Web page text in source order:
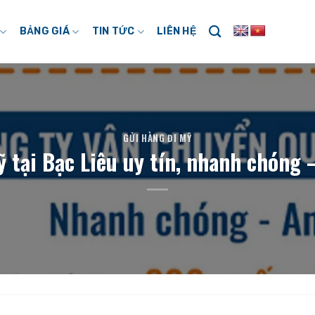
BẢNG GIÁ TIN TỨC LIÊN HỆ
GỬI HÀNG ĐI MỸ
tại Bạc Liêu uy tín, nhanh chóng